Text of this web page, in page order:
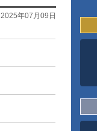
2025年07月09日